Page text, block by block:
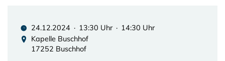
24.12.2024 · 13:30 Uhr · 14:30 Uhr
Kapelle Buschhof
17252 Buschhof